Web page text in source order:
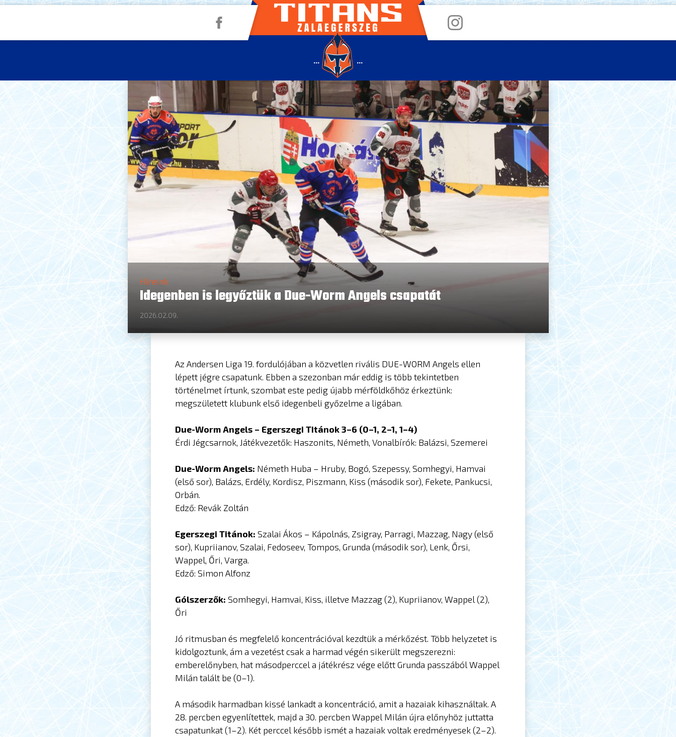
... ...
Híreink
Idegenben is legyőztük a Due-Worm Angels csapatát
2026.02.09.
Az Andersen Liga 19. fordulójában a közvetlen rivális DUE-WORM Angels ellen
lépett jégre csapatunk. Ebben a szezonban már eddig is több tekintetben
történelmet írtunk, szombat este pedig újabb mérföldkőhöz érkeztünk:
megszületett klubunk első idegenbeli győzelme a ligában.
Due-Worm Angels – Egerszegi Titánok 3–6 (0–1, 2–1, 1–4)
Érdi Jégcsarnok, Játékvezetők: Haszonits, Németh, Vonalbírók: Balázsi, Szemerei
Due-Worm Angels: Németh Huba – Hruby, Bogó, Szepessy, Somhegyi, Hamvai
(első sor), Balázs, Erdély, Kordisz, Piszmann, Kiss (második sor), Fekete, Pankucsi,
Orbán.
Edző: Revák Zoltán
Egerszegi Titánok: Szalai Ákos – Kápolnás, Zsigray, Parragi, Mazzag, Nagy (első
sor), Kupriianov, Szalai, Fedoseev, Tompos, Grunda (második sor), Lenk, Őrsi,
Wappel, Őri, Varga.
Edző: Simon Alfonz
Gólszerzők: Somhegyi, Hamvai, Kiss, illetve Mazzag (2), Kupriianov, Wappel (2),
Őri
Jó ritmusban és megfelelő koncentrációval kezdtük a mérkőzést. Több helyzetet is
kidolgoztunk, ám a vezetést csak a harmad végén sikerült megszerezni:
emberelőnyben, hat másodperccel a játékrész vége előtt Grunda passzából Wappel
Milán talált be (0–1).
A második harmadban kissé lankadt a koncentráció, amit a hazaiak kihasználtak. A
28. percben egyenlítettek, majd a 30. percben Wappel Milán újra előnyhöz juttatta
csapatunkat (1–2). Két perccel később ismét a hazaiak voltak eredményesek (2–2).